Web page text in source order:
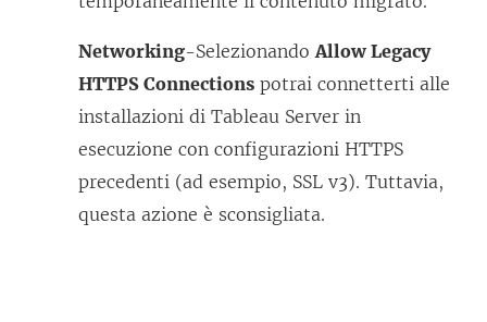
Networking-Selezionando Allow Legacy
HTTPS Connections potrai connetterti alle
installazioni di Tableau Server in
esecuzione con configurazioni HTTPS
precedenti (ad esempio, SSL v3). Tuttavia,
questa azione è sconsigliata.